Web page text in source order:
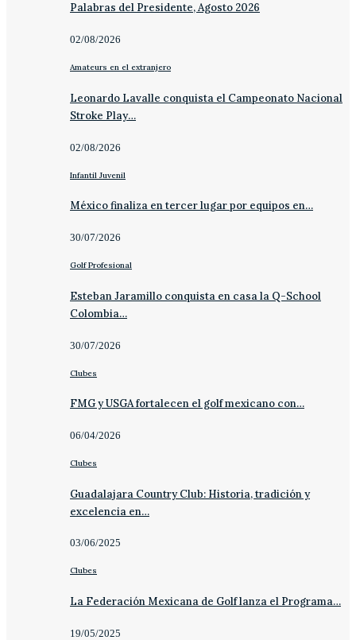
Palabras del Presidente, Agosto 2026
02/08/2026
Amateurs en el extranjero
Leonardo Lavalle conquista el Campeonato Nacional
Stroke Play…
02/08/2026
Infantil Juvenil
México finaliza en tercer lugar por equipos en…
30/07/2026
Golf Profesional
Esteban Jaramillo conquista en casa la Q-School
Colombia…
30/07/2026
Clubes
FMG y USGA fortalecen el golf mexicano con…
06/04/2026
Clubes
Guadalajara Country Club: Historia, tradición y
excelencia en…
03/06/2025
Clubes
La Federación Mexicana de Golf lanza el Programa…
19/05/2025